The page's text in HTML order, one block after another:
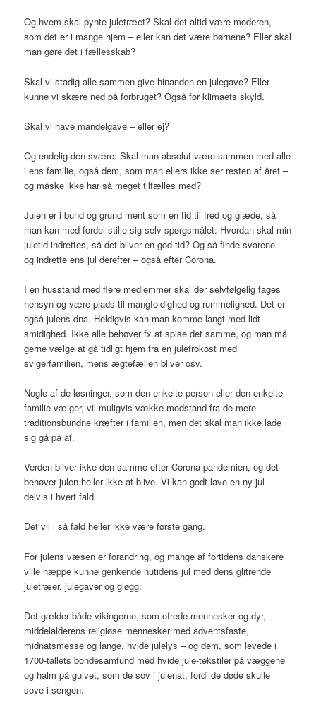
Og hvem skal pynte juletræet? Skal det altid være moderen,
som det er i mange hjem – eller kan det være børnene? Eller skal
man gøre det i fællesskab?
Skal vi stadig alle sammen give hinanden en julegave? Eller
kunne vi skære ned på forbruget? Også for klimaets skyld.
Skal vi have mandelgave – eller ej?
Og endelig den svære: Skal man absolut være sammen med alle
i ens familie, også dem, som man ellers ikke ser resten af året –
og måske ikke har så meget tilfælles med?
Julen er i bund og grund ment som en tid til fred og glæde, så
man kan med fordel stille sig selv spørgsmålet: Hvordan skal min
juletid indrettes, så det bliver en god tid? Og så finde svarene –
og indrette ens jul derefter – også efter Corona.
I en husstand med flere medlemmer skal der selvfølgelig tages
hensyn og være plads til mangfoldighed og rummelighed. Det er
også julens dna. Heldigvis kan man komme langt med lidt
smidighed. Ikke alle behøver fx at spise det samme, og man må
gerne vælge at gå tidligt hjem fra en julefrokost med
svigerfamilien, mens ægtefællen bliver osv.
Nogle af de løsninger, som den enkelte person eller den enkelte
familie vælger, vil muligvis vække modstand fra de mere
traditionsbundne kræfter i familien, men det skal man ikke lade
sig gå på af.
Verden bliver ikke den samme efter Corona-pandemien, og det
behøver julen heller ikke at blive. Vi kan godt lave en ny jul –
delvis i hvert fald.
Det vil i så fald heller ikke være første gang.
For julens væsen er forandring, og mange af fortidens danskere
ville næppe kunne genkende nutidens jul med dens glitrende
juletræer, julegaver og gløgg.
Det gælder både vikingerne, som ofrede mennesker og dyr,
middelalderens religiøse mennesker med adventsfaste,
midnatsmesse og lange, hvide julelys – og dem, som levede i
1700-tallets bondesamfund med hvide jule-tekstiler på væggene
og halm på gulvet, som de sov i julenat, fordi de døde skulle
sove i sengen.